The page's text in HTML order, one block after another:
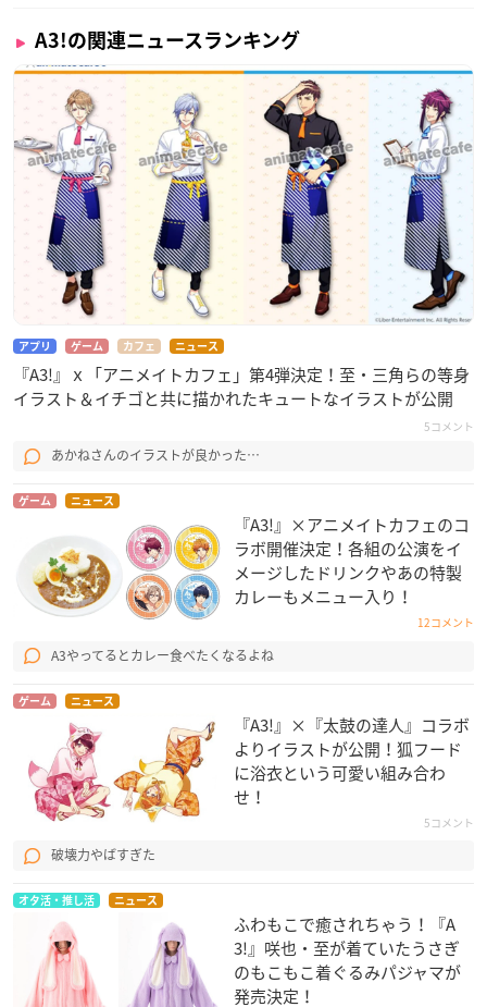
★祝4周年★
『MANKAIカンパニー』をこれまで温かい言葉で支えていた
だきありがとうございます。これからも彼らを監督の言葉
で新たなトビラへ導いていただければ幸いです。
引き続き『A3!』をよろしくお願いいたします。 https://t.c
o/uL2F9Nx3JI#エースリー #エースリー満員御礼 pic.twitter.
com/binYL9aE94
— 【公式】A3!（エースリー） (@mankai_company)Janu
ary 27, 2021
A3!の関連ニュースランキング
アプリ ゲーム カフェ ニュース
『A3!』ｘ「アニメイトカフェ」第4弾決定！至・三角らの等身
イラスト＆イチゴと共に描かれたキュートなイラストが公開
5コメント
あかねさんのイラストが良かった…
ゲーム ニュース
『A3!』×アニメイトカフェのコ
ラボ開催決定！各組の公演をイ
メージしたドリンクやあの特製
カレーもメニュー入り！
12コメント
A3やってるとカレー食べたくなるよね
ゲーム ニュース
『A3!』×『太鼓の達人』コラボ
よりイラストが公開！狐フード
に浴衣という可愛い組み合わ
せ！
5コメント
破壊力やばすぎた
オタ活・推し活 ニュース
ふわもこで癒されちゃう！『A
3!』咲也・至が着ていたうさぎ
のもこもこ着ぐるみパジャマが
発売決定！